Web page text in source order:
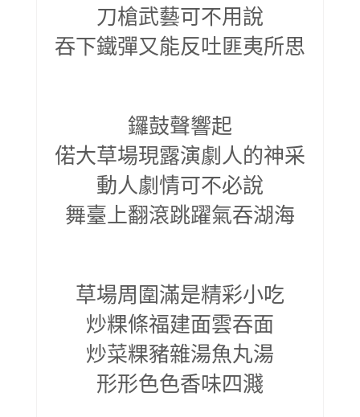
刀槍武藝可不用說
吞下鐵彈又能反吐匪夷所思
鑼鼓聲響起
偌大草場現露演劇人的神采
動人劇情可不必說
舞臺上翻滾跳躍氣吞湖海
草場周圍滿是精彩小吃
炒粿條福建面雲吞面
炒菜粿豬雜湯魚丸湯
形形色色香味四濺